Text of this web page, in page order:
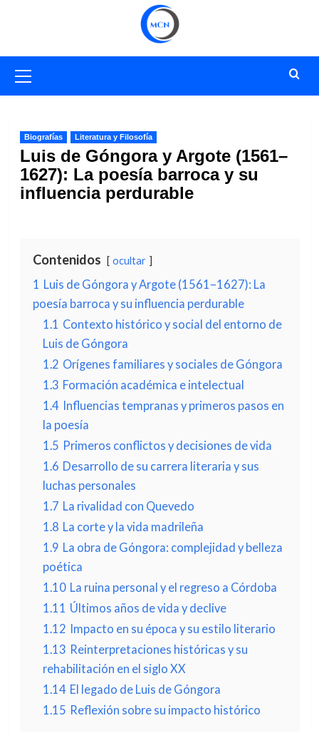
primario
Biografías Literatura y Filosofía
Luis de Góngora y Argote (1561–
1627): La poesía barroca y su
influencia perdurable
Contenidos ocultar
1 Luis de Góngora y Argote (1561–1627): La
poesía barroca y su influencia perdurable
1.1 Contexto histórico y social del entorno de
Luis de Góngora
1.2 Orígenes familiares y sociales de Góngora
1.3 Formación académica e intelectual
1.4 Influencias tempranas y primeros pasos en
la poesía
1.5 Primeros conflictos y decisiones de vida
1.6 Desarrollo de su carrera literaria y sus
luchas personales
1.7 La rivalidad con Quevedo
1.8 La corte y la vida madrileña
1.9 La obra de Góngora: complejidad y belleza
poética
1.10 La ruina personal y el regreso a Córdoba
1.11 Últimos años de vida y declive
1.12 Impacto en su época y su estilo literario
1.13 Reinterpretaciones históricas y su
rehabilitación en el siglo XX
1.14 El legado de Luis de Góngora
1.15 Reflexión sobre su impacto histórico